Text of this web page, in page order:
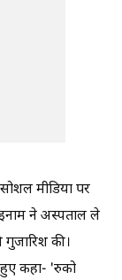
मीडिया पर
ने अस्पताल ले
की।
कहा- 'रुको